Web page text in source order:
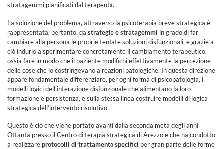
stratagemmi pianificati dal terapeuta.
La soluzione del problema, attraverso la psicoterapia breve strategica è
rappresentata, pertanto, da strategie e stratagemmi in grado di far
cambiare alla persona le proprie tentate soluzioni disfunzionali, e grazie a
ciò indurlo a sperimentare concretamente il cambiamento terapeutico,
ossia fare in modo che il paziente modifichi effettivamente la percezione
delle cose che lo costringevano a reazioni patologiche. In questa direzione
appare fondamentale differenziare, per ogni forma di psicopatologia, i
modelli logici dell’interazione disfunzionale che alimentano la loro
formazione e persistenza, e sulla stessa linea costruire modelli di logica
strategica dell’intervento risolutivo.
Questo è ciò che viene portato avanti dalla seconda metà degli anni
Ottanta presso il Centro di terapia strategica di Arezzo e che ha condotto
a realizzareprotocolli di trattamento specifici per gran parte delle forme